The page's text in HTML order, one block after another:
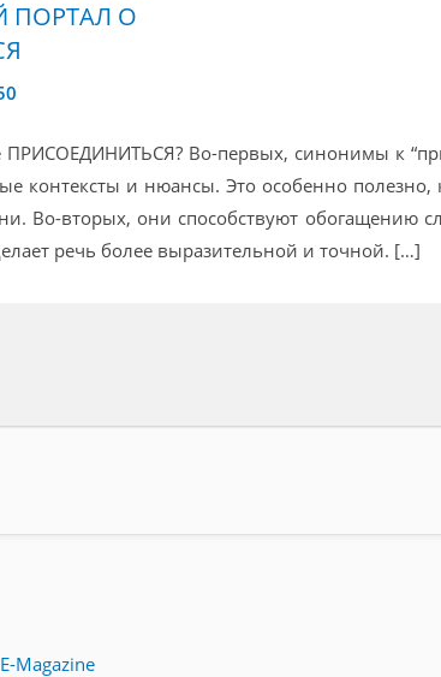
О
Во-первых, синонимы к
контексты и нюансы. Это особенно полезно,
Во-вторых, они способствуют обогащению
речь более выразительной и точной. […]
E-Magazine